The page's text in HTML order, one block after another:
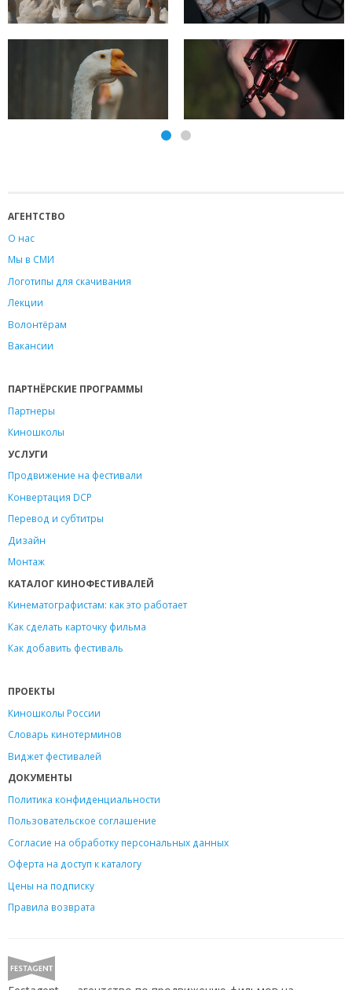
АГЕНТСТВО
О нас
Мы в СМИ
Логотипы для скачивания
Лекции
Волонтёрам
Вакансии
ПАРТНЁРСКИЕ ПРОГРАММЫ
Партнеры
Киношколы
УСЛУГИ
Продвижение на фестивали
Конвертация DCP
Перевод и субтитры
Дизайн
Монтаж
КАТАЛОГ КИНОФЕСТИВАЛЕЙ
Кинематографистам: как это работает
Как сделать карточку фильма
Как добавить фестиваль
ПРОЕКТЫ
Киношколы России
Словарь кинотерминов
Виджет фестивалей
ДОКУМЕНТЫ
Политика конфиденциальности
Пользовательское соглашение
Согласие на обработку персональных данных
Оферта на доступ к каталогу
Цены на подписку
Правила возврата